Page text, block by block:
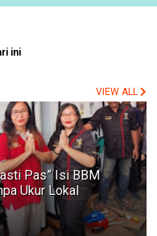
ini
VIEW ALL
Pas” Isi BBM
Ukur Lokal